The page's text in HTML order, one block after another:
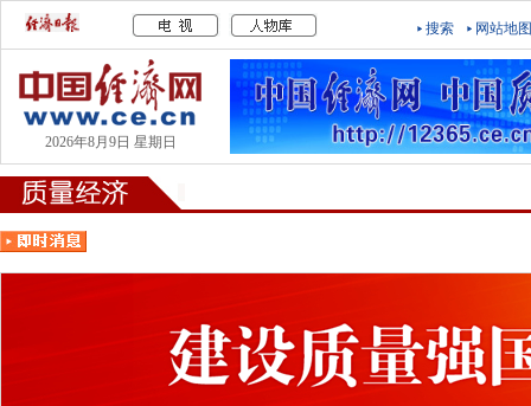
搜索 网站地
2026年8月9日 星期日